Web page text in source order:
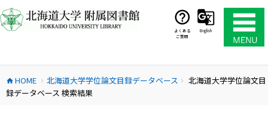
ン
テ
ス
キ
よくある
ご質問
English
home HOME chevron_right 北海道大学学位論文目録データベース chevron_right
北海道大学学位論文目
録データベース 検索結果